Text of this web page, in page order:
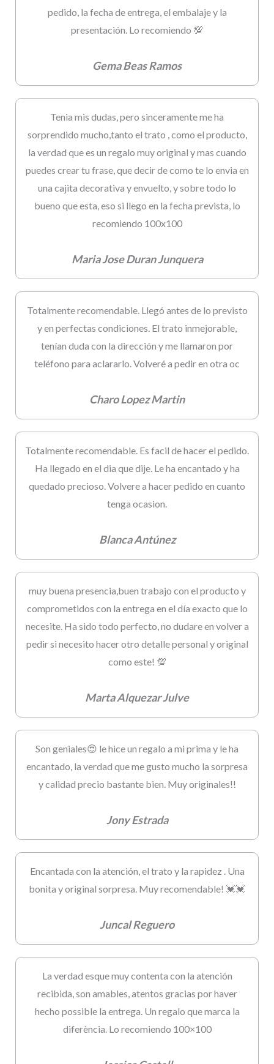
pedido, la fecha de entrega, el embalaje y la
presentación. Lo recomiendo 💯
Gema Beas Ramos
Tenia mis dudas, pero sinceramente me ha
sorprendido mucho,tanto el trato , como el producto,
la verdad que es un regalo muy original y mas cuando
puedes crear tu frase, que decir de como te lo envia en
una cajita decorativa y envuelto, y sobre todo lo
bueno que esta, eso si llego en la fecha prevista, lo
recomiendo 100x100
Maria Jose Duran Junquera
Totalmente recomendable. Llegó antes de lo previsto
y en perfectas condiciones. El trato inmejorable,
tenían duda con la dirección y me llamaron por
teléfono para aclararlo. Volveré a pedir en otra oc
Charo Lopez Martin
Totalmente recomendable. Es facil de hacer el pedido.
Ha llegado en el dia que dije. Le ha encantado y ha
quedado precioso. Volvere a hacer pedido en cuanto
tenga ocasion.
Blanca Antúnez
muy buena presencia,buen trabajo con el producto y
comprometidos con la entrega en el día exacto que lo
necesite. Ha sido todo perfecto, no dudare en volver a
pedir si necesito hacer otro detalle personal y original
como este! 💯
Marta Alquezar Julve
Son geniales😍 le hice un regalo a mi prima y le ha
encantado, la verdad que me gusto mucho la sorpresa
y calidad precio bastante bien. Muy originales!!
Jony Estrada
Encantada con la atención, el trato y la rapidez . Una
bonita y original sorpresa. Muy recomendable! 💓💓
Juncal Reguero
La verdad esque muy contenta con la atención
recibida, son amables, atentos gracias por haver
hecho possible la entrega. Un regalo que marca la
diferència. Lo recomiendo 100×100